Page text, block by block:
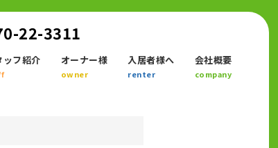
22-3311
ッフ紹介 オーナー様
owner
入居者様へ
renter
会社概要
company